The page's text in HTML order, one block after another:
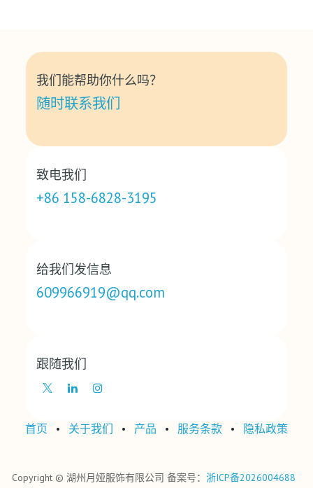
我们能帮助你什么吗？
随时联系我们
致电我们
+86 158-6828-3195
给我们发信息
609966919@qq.com
跟随我们
首页 • 关于我们 • 产品 • ‎服务条款‎ • ‎隐私政策‎
Copyright © 湖州月娅服饰有限公司 备案号： 浙ICP备2026004688